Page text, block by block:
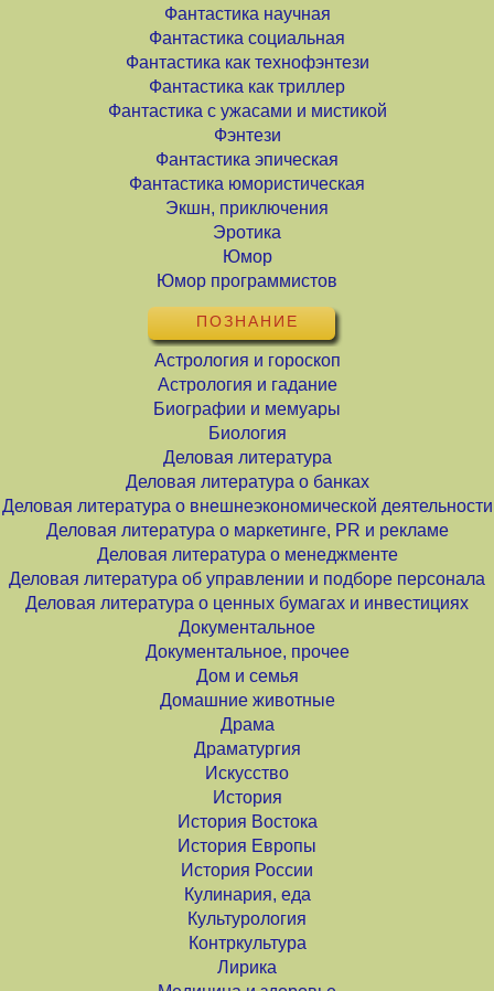
Фантастика научная
Фантастика социальная
Фантастика как технофэнтези
Фантастика как триллер
Фантастика с ужасами и мистикой
Фэнтези
Фантастика эпическая
Фантастика юмористическая
Экшн, приключения
Эротика
Юмор
Юмор программистов
ПОЗНАНИЕ
Астрология и гороскоп
Астрология и гадание
Биографии и мемуары
Биология
Деловая литература
Деловая литература о банках
Деловая литература о внешнеэкономической деятельности
Деловая литература о маркетинге, PR и рекламе
Деловая литература о менеджменте
Деловая литература об управлении и подборе персонала
Деловая литература о ценных бумагах и инвестициях
Документальное
Документальное, прочее
Дом и семья
Домашние животные
Драма
Драматургия
Искусство
История
История Востока
История Европы
История России
Кулинария, еда
Культурология
Контркультура
Лирика